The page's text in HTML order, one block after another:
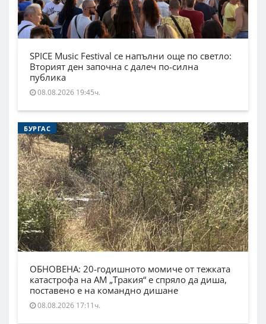
SPICE Music Festival се напълни още по светло:
Вторият ден започна с далеч по-силна
публика
08.08.2026 19:45ч.
БУРГАС
ОБНОВЕНА: 20-годишното момиче от тежката
катастрофа на АМ „Тракия“ е спряло да диша,
поставено е на командно дишане
08.08.2026 17:11ч.